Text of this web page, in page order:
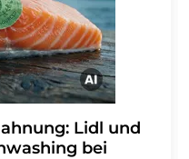
Lidl und
bei